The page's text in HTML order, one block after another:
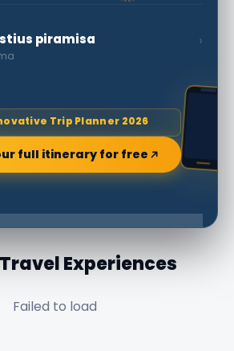
piramisa ›
Trip Planner 2026
full itinerary for free
Experiences
Failed to load